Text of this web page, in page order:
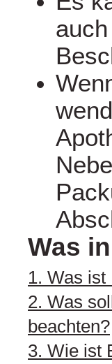
Was
1. Was ist
2. Was
beachten?
3. Wie ist